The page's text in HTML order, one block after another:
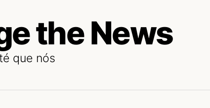
the News
que nós